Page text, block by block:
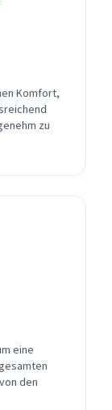
Komfort,
zu
eine
den